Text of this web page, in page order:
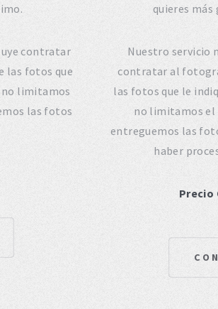
contratar
las fotos que
no limitamos
las fotos
quieres más
Nuestro servicio
contratar al
las fotos que le
no limitamos el
entreguemos las
haber
Precio